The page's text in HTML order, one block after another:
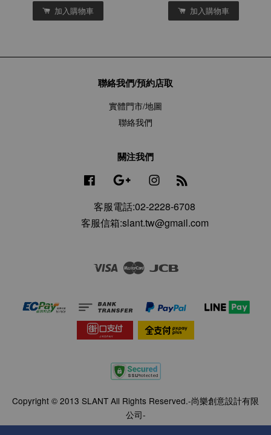
加入購物車 加入購物車
聯絡我們/預約店取
實體門市/地圖
聯絡我們
關注我們
Facebook Google Instagram
客服電話:02-2228-6708
客服信箱:slant.tw@gmail.com
Visa Master
Copyright © 2013 SLANT All Rights Reserved.-尚樂創意設計有限
公司-